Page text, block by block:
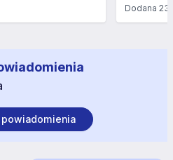
Dodana23
powiadomienia